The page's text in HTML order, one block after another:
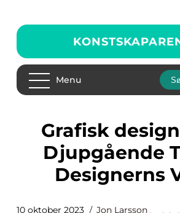
Menu
Grafisk designer: En
Djupgående
Designerns
10 oktober 2023 Jon Larsson